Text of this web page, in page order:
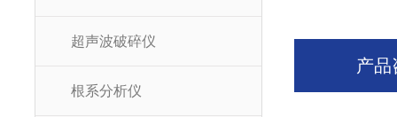
超声波破碎仪
根系分析仪
产品